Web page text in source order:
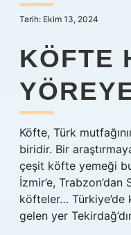
Yasal Uyarı
Tarih: Ekim 13, 2024
KÖFTE
Köfte, Türk
biridir. Bir
çeşit köfte yemeği
İzmir’e,
köfteler…
gelen yer